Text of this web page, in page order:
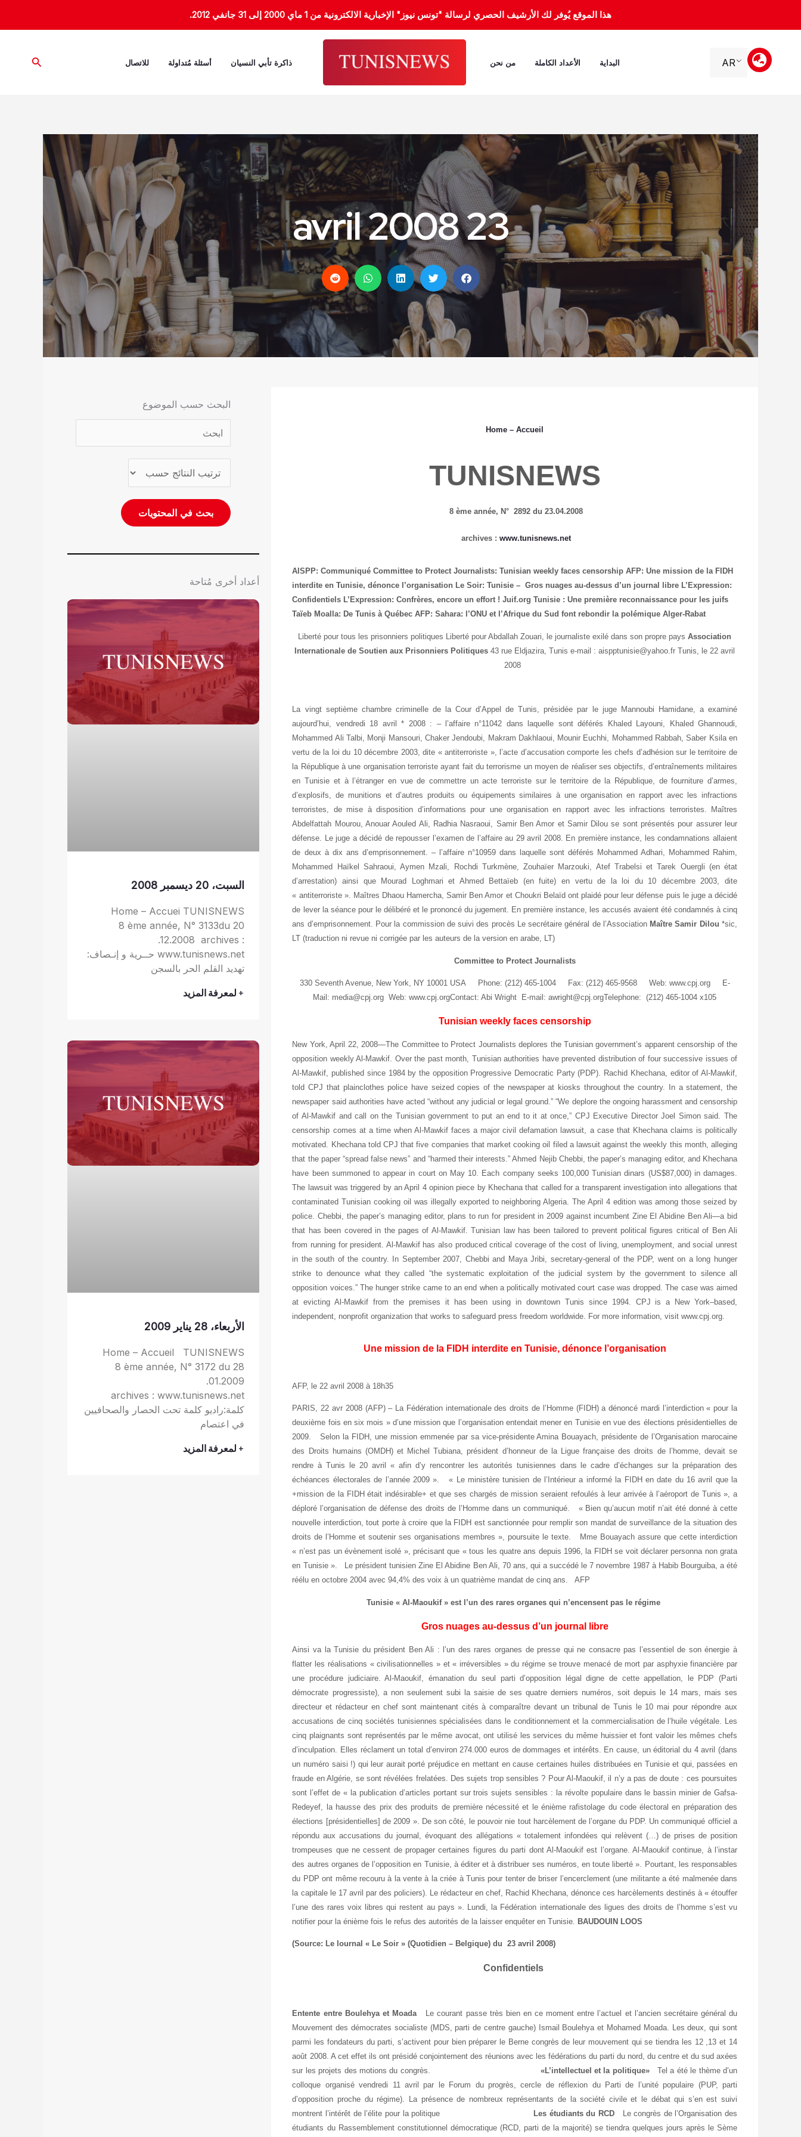
هذا الموقع يُوفر لك الأرشيف الحصري لرسالة "تونس نيوز" الإخبارية الالكترونية من 1 ماي 2000 إلى 31 جانفي 2012.
AR البداية الأعداد الكاملة من نحن ذاكرة تأبي النسيان أسئلة مُتداولة للاتصال البحث
23 avril 2008
Home – Accueil
TUNISNEWS
8 ème année, N° 2892 du 23.04.2008
archives : www.tunisnews.net
AISPP: CommuniquéCommittee to Protect Journalists: Tunisian weekly faces censorship AFP: Une mission de la FIDH
interdite en Tunisie, dénonce l’organisation Le Soir: Tunisie – Gros nuages au-dessus d’un journal libre L’Expression:
Confidentiels L’Expression: Confrères, encore un effort ! Juif.org Tunisie : Une première reconnaissance pour les juifs
Taïeb Moalla: De Tunis à Québec AFP: Sahara: l’ONU et l’Afrique du Sud font rebondir la polémique Alger-Rabat
Liberté pour tous les prisonniers politiques Liberté pour Abdallah Zouari, le journaliste exilé dans son propre paysAssociation
Internationale de Soutien aux Prisonniers Politiques 43 rue Eldjazira, Tunis e-mail : aispptunisie@yahoo.fr Tunis, le 22 avril
2008
La vingt septième chambre criminelle de la Cour d’Appel de Tunis, présidée par le juge Mannoubi Hamidane, a examiné
aujourd’hui, vendredi 18 avril * 2008 : – l’affaire n°11042 dans laquelle sont déférés Khaled Layouni, Khaled Ghannoudi,
Mohammed Ali Talbi, Monji Mansouri, Chaker Jendoubi, Makram Dakhlaoui, Mounir Euchhi, Mohammed Rabbah, Saber Ksila en
vertu de la loi du 10 décembre 2003, dite « antiterroriste », l’acte d’accusation comporte les chefs d’adhésion sur le territoire de
la République à une organisation terroriste ayant fait du terrorisme un moyen de réaliser ses objectifs, d’entraînements militaires
en Tunisie et à l’étranger en vue de commettre un acte terroriste sur le territoire de la République, de fourniture d’armes,
d’explosifs, de munitions et d’autres produits ou équipements similaires à une organisation en rapport avec les infractions
terroristes, de mise à disposition d’informations pour une organisation en rapport avec les infractions terroristes. Maîtres
Abdelfattah Mourou, Anouar Aouled Ali, Radhia Nasraoui, Samir Ben Amor et Samir Dilou se sont présentés pour assurer leur
défense. Le juge a décidé de repousser l’examen de l’affaire au 29 avril 2008. En première instance, les condamnations allaient
de deux à dix ans d’emprisonnement. – l’affaire n°10959 dans laquelle sont déférés Mohammed Adhari, Mohammed Rahim,
Mohammed Haïkel Sahraoui, Aymen Mzali, Rochdi Turkmène, Zouhaïer Marzouki, Atef Trabelsi et Tarek Ouergli (en état
d’arrestation) ainsi que Mourad Loghmari et Ahmed Bettaïeb (en fuite) en vertu de la loi du 10 décembre 2003, dite
« antiterroriste ». Maîtres Dhaou Hamercha, Samir Ben Amor et Choukri Belaïd ont plaidé pour leur défense puis le juge a décidé
de lever la séance pour le délibéré et le prononcé du jugement. En première instance, les accusés avaient été condamnés à cinq
ans d’emprisonnement. Pour la commission de suivi des procès Le secrétaire général de l’Association Maître Samir Dilou *sic,
LT(traduction ni revue ni corrigée par les auteurs de la version en arabe, LT)
Committee to Protect Journalists
330 Seventh Avenue, New York, NY 10001 USA Phone: (212) 465‑1004 Fax: (212) 465‑9568 Web: www.cpj.org E-
Mail: media@cpj.org Web: www.cpj.orgContact: Abi Wright E-mail: awright@cpj.orgTelephone: (212) 465-1004 x105
Tunisian weekly faces censorship
New York, April 22, 2008—The Committee to Protect Journalists deplores the Tunisian government’s apparent censorship of the
opposition weekly Al-Mawkif. Over the past month, Tunisian authorities have prevented distribution of four successive issues of
Al-Mawkif, published since 1984 by the opposition Progressive Democratic Party (PDP). Rachid Khechana, editor of Al-Mawkif,
told CPJ that plainclothes police have seized copies of the newspaper at kiosks throughout the country. In a statement, the
newspaper said authorities have acted “without any judicial or legal ground.” “We deplore the ongoing harassment and censorship
of Al-Mawkif and call on the Tunisian government to put an end to it at once,” CPJ Executive Director Joel Simon said. The
censorship comes at a time when Al-Mawkif faces a major civil defamation lawsuit, a case that Khechana claims is politically
motivated. Khechana told CPJ that five companies that market cooking oil filed a lawsuit against the weekly this month, alleging
that the paper “spread false news” and “harmed their interests.” Ahmed Nejib Chebbi, the paper’s managing editor, and Khechana
have been summoned to appear in court on May 10. Each company seeks 100,000 Tunisian dinars (US$87,000) in damages.
The lawsuit was triggered by an April 4 opinion piece by Khechana that called for a transparent investigation into allegations that
contaminated Tunisian cooking oil was illegally exported to neighboring Algeria. The April 4 edition was among those seized by
police. Chebbi, the paper’s managing editor, plans to run for president in 2009 against incumbent Zine El Abidine Ben Ali—a bid
that has been covered in the pages of Al-Mawkif. Tunisian law has been tailored to prevent political figures critical of Ben Ali
from running for president. Al-Mawkif has also produced critical coverage of the cost of living, unemployment, and social unrest
in the south of the country. In September 2007, Chebbi and Maya Jribi, secretary-general of the PDP, went on a long hunger
strike to denounce what they called “the systematic exploitation of the judicial system by the government to silence all
opposition voices.” The hunger strike came to an end when a politically motivated court case was dropped. The case was aimed
at evicting Al-Mawkif from the premises it has been using in downtown Tunis since 1994. CPJ is a New York–based,
independent, nonprofit organization that works to safeguard press freedom worldwide. For more information, visit www.cpj.org.
Une mission de la FIDH interdite en Tunisie, dénonce l’organisation
AFP, le 22 avril 2008 à 18h35
PARIS, 22 avr 2008 (AFP) – La Fédération internationale des droits de l’Homme (FIDH) a dénoncé mardi l’interdiction « pour la
deuxième fois en six mois » d’une mission que l’organisation entendait mener en Tunisie en vue des élections présidentielles de
2009. Selon la FIDH, une mission emmenée par sa vice-présidente Amina Bouayach, présidente de l’Organisation marocaine
des Droits humains (OMDH) et Michel Tubiana, président d’honneur de la Ligue française des droits de l’homme, devait se
rendre à Tunis le 20 avril « afin d’y rencontrer les autorités tunisiennes dans le cadre d’échanges sur la préparation des
échéances électorales de l’année 2009 ». « Le ministère tunisien de l’Intérieur a informé la FIDH en date du 16 avril que la
+mission de la FIDH était indésirable+ et que ses chargés de mission seraient refoulés à leur arrivée à l’aéroport de Tunis », a
déploré l’organisation de défense des droits de l’Homme dans un communiqué. « Bien qu’aucun motif n’ait été donné à cette
nouvelle interdiction, tout porte à croire que la FIDH est sanctionnée pour remplir son mandat de surveillance de la situation des
droits de l’Homme et soutenir ses organisations membres », poursuite le texte. Mme Bouayach assure que cette interdiction
« n’est pas un évènement isolé », précisant que « tous les quatre ans depuis 1996, la FIDH se voit déclarer personna non grata
en Tunisie ». Le président tunisien Zine El Abidine Ben Ali, 70 ans, qui a succédé le 7 novembre 1987 à Habib Bourguiba, a été
réélu en octobre 2004 avec 94,4% des voix à un quatrième mandat de cinq ans. AFP
Tunisie « Al-Maoukif » est l’un des rares organes qui n’encensent pas le régime
Gros nuages au-dessus d’un journal libre
Ainsi va la Tunisie du président Ben Ali : l’un des rares organes de presse qui ne consacre pas l’essentiel de son énergie à
flatter les réalisations « civilisationnelles » et « irréversibles » du régime se trouve menacé de mort par asphyxie financière par
une procédure judiciaire. Al-Maoukif, émanation du seul parti d’opposition légal digne de cette appellation, le PDP (Parti
démocrate progressiste), a non seulement subi la saisie de ses quatre derniers numéros, soit depuis le 14 mars, mais ses
directeur et rédacteur en chef sont maintenant cités à comparaître devant un tribunal de Tunis le 10 mai pour répondre aux
accusations de cinq sociétés tunisiennes spécialisées dans le conditionnement et la commercialisation de l’huile végétale. Les
cinq plaignants sont représentés par le même avocat, ont utilisé les services du même huissier et font valoir les mêmes chefs
d’inculpation. Elles réclament un total d’environ 274.000 euros de dommages et intérêts. En cause, un éditorial du 4 avril (dans
un numéro saisi !) qui leur aurait porté préjudice en mettant en cause certaines huiles distribuées en Tunisie et qui, passées en
fraude en Algérie, se sont révélées frelatées. Des sujets trop sensibles ? Pour Al-Maoukif, il n’y a pas de doute : ces poursuites
sont l’effet de « la publication d’articles portant sur trois sujets sensibles : la révolte populaire dans le bassin minier de Gafsa-
Redeyef, la hausse des prix des produits de première nécessité et le énième rafistolage du code électoral en préparation des
élections [présidentielles] de 2009 ». De son côté, le pouvoir nie tout harcèlement de l’organe du PDP. Un communiqué officiel a
répondu aux accusations du journal, évoquant des allégations « totalement infondées qui relèvent (…) de prises de position
trompeuses que ne cessent de propager certaines figures du parti dont Al-Maoukif est l’organe. Al-Maoukif continue, à l’instar
des autres organes de l’opposition en Tunisie, à éditer et à distribuer ses numéros, en toute liberté ». Pourtant, les responsables
du PDP ont même recouru à la vente à la criée à Tunis pour tenter de briser l’encerclement (une militante a été malmenée dans
la capitale le 17 avril par des policiers). Le rédacteur en chef, Rachid Khechana, dénonce ces harcèlements destinés à « étouffer
l’une des rares voix libres qui restent au pays ». Lundi, la Fédération internationale des ligues des droits de l’homme s’est vu
notifier pour la énième fois le refus des autorités de la laisser enquêter en Tunisie.
BAUDOUIN LOOS
(Source: Le lournal « Le Soir » (Quotidien – Belgique) du 23 avril 2008)
Confidentiels
Entente entre Boulehya et MoadaLe courant passe très bien en ce moment entre l’actuel et l’ancien secrétaire général du
Mouvement des démocrates socialiste (MDS, parti de centre gauche) Ismail Boulehya et Mohamed Moada. Les deux, qui sont
parmi les fondateurs du parti, s’activent pour bien préparer le Berne congrès de leur mouvement qui se tiendra les 12 ,13 et 14
août 2008. A cet effet ils ont présidé conjointement des réunions avec les fédérations du parti du nord, du centre et du sud axées
sur les projets des motions du congrès. «L’intellectuel et la politique»
Tel a été le thème d’un
colloque organisé vendredi 11 avril par le Forum du progrès, cercle de réflexion du Parti de l’unité populaire (PUP, parti
d’opposition proche du régime). La présence de nombreux représentants de la société civile et le débat qui s’en est suivi
montrent l’intérêt de l’élite pour la politique
Les étudiants du RCDLe congrès de l’Organisation des
étudiants du Rassemblement constitutionnel démocratique (RCD, parti de la majorité) se tiendra quelques jours après le Sème
البحث حسب الموضوع
أعداد أخرى مُتاحة
السبت، 20 ديسمبر 2008
Home – Accuei TUNISNEWS
8 ème année, N° 3133du 20
.12.2008 archives :
www.tunisnews.net حــرية و إنـصاف:
تهديد القلم الحر بالسجن
+ لمعرفة المزيد
الأربعاء، 28 يناير 2009
Home – Accueil TUNISNEWS
8 ème année, N° 3172 du 28
.01.2009
archives : www.tunisnews.net
كلمة:راديو كلمة تحت الحصار والصحافيين
في اعتصام
+ لمعرفة المزيد